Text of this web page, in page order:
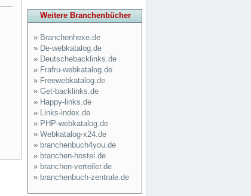
Weitere Branchenbücher
» Branchenhexe.de
» De-webkatalog.de
» Deutschebacklinks.de
» Frafru-webkatalog.de
» Freewebkatalog.de
» Get-backlinks.de
» Happy-links.de
» Links-index.de
» PHP-webkatalog.de
» Webkatalog-x24.de
» branchenbuch4you.de
» branchen-hostel.de
» branchen-verteiler.de
» branchenbuch-zentrale.de